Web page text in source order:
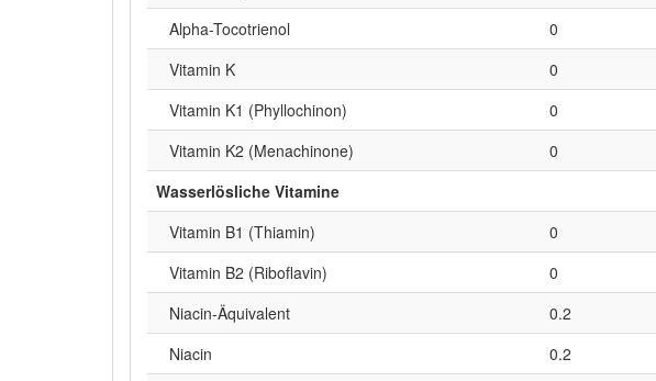
Alpha-Tocotrienol
0
Vitamin K
0
Vitamin K1 (Phyllochinon)
0
Vitamin K2 (Menachinone)
0
Wasserlösliche Vitamine
Vitamin B1 (Thiamin)
0
Vitamin B2 (Riboflavin)
0
Niacin-Äquivalent
0.2
Niacin
0.2